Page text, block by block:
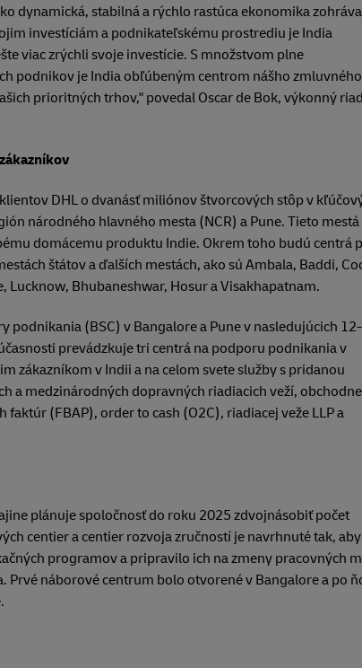
dynamická, stabilná a rýchlo rastúca ekonomika zohráva
investíciám a podnikateľskému prostrediu je India
viac zrýchli svoje investície. S množstvom plne
podnikov je India obľúbeným centrom nášho zmluvného
prioritných trhov," povedal Oscar de Bok, výkonný
DHL o dvanásť miliónov štvorcových stôp v
národného hlavného mesta (NCR) a Pune. Tieto mestá
domácemu produktu Indie. Okrem toho budú centrá
štátov a ďalších mestách, ako sú Ambala, Baddi,
Bhubaneshwar, Hosur a Visakhapatnam.
podnikania (BSC) v Bangalore a Pune v nasledujúcich
prevádzkuje tri centrá na podporu podnikania v
zákazníkom v Indii a na celom svete služby s pridanou
a medzinárodných dopravných riadiacich veží,
(FBAP), order to cash (O2C), riadiacej veže LLP a
plánuje spoločnosť do roku 2025 zdvojnásobiť počet
centier a centier rozvoja zručností je navrhnuté tak, aby
programov a pripravilo ich na zmeny pracovných
náborové centrum bolo otvorené v Bangalore a po